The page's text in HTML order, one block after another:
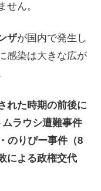
ん。
ザが国内で発生し
感染は大きな広が
れた時期の前後に
ラウシ遭難事件
のりぴー事件（8
による政権交代